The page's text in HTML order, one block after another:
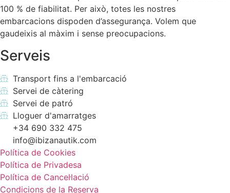
100 % de fiabilitat. Per això, totes les nostres
embarcacions dispoden d’assegurança. Volem que
gaudeixis al màxim i sense preocupacions.
Serveis
Transport fins a l'embarcació
Servei de càtering
Servei de patró
Lloguer d'amarratges
+34 690 332 475
info@ibizanautik.com
Política de Cookies
Política de Privadesa
Política de Cancel·lació
Condicions de la Reserva